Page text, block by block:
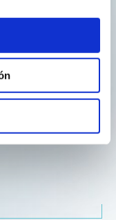
imos necesitar…
eficiencia no uso
de facer o mesmo
con menos. •